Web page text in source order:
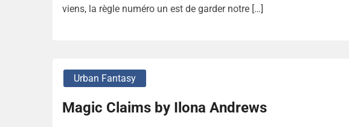
viens, la règle numéro un est de garder notre […]
Urban Fantasy
Magic Claims by Ilona Andrews